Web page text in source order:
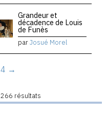
Grandeur et
décadence de Louis
de Funès
parJosué Morel
4 →
266 résultats